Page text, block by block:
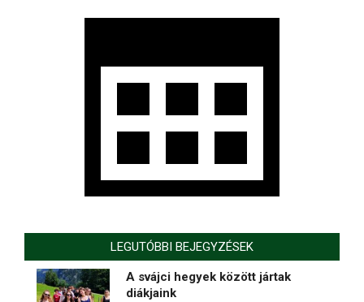
LEGUTÓBBI BEJEGYZÉSEK
A svájci hegyek között jártak
diákjaink